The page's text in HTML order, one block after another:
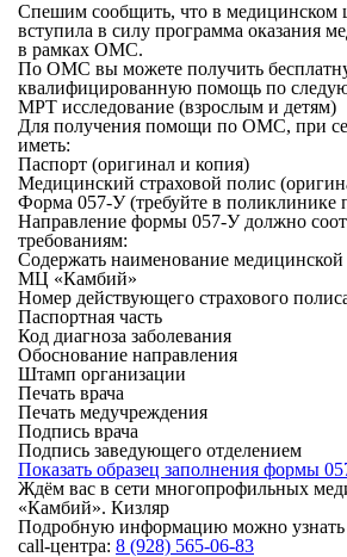
Спешим сообщить, что в медицинском
вступила в силу программа оказания
в рамках ОМС.
По ОМС вы можете получить
квалифицированную помощь по
МРТ исследование (взрослым и детям)
Для получения помощи по ОМС, при
иметь:
Паспорт (оригинал и копия)
Медицинский страховой полис
Форма 057-У (требуйте в поликлинике
Направление формы 057-У должно
требованиям:
Содержать наименование
МЦ «Камбий»
Номер действующего страхового
Паспортная часть
Код диагноза заболевания
Обоснование направления
Штамп организации
Печать врача
Печать медучреждения
Подпись врача
Подпись заведующего отделением
Показать образец заполнения формы
Ждём вас в сети многопрофильных
«Камбий». Кизляр
Подробную информацию можно
call-центра: 8 (928) 565-06-83